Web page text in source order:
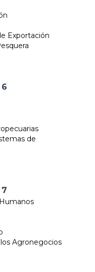
Exportación
de
Agronegocios